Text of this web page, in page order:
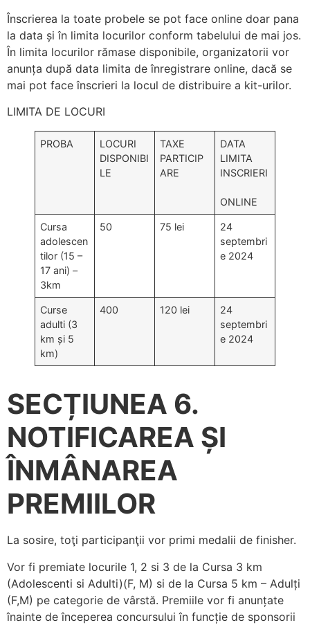
Înscrierea la toate probele se pot face online doar pana
la data și în limita locurilor conform tabelului de mai jos.
În limita locurilor rămase disponibile, organizatorii vor
anunța după data limita de înregistrare online, dacă se
mai pot face înscrieri la locul de distribuire a kit-urilor.
LIMITA DE LOCURI
PROBA
LOCURI
DISPONIBI
LE
TAXE
PARTICIP
ARE
DATA
LIMITA
INSCRIERI
ONLINE
Cursa
adolescen
tilor (15 –
17 ani) –
3km
50 75 lei
24
septembri
e 2024
Curse
adulti (3
km și 5
km)
400 120 lei
24
septembri
e 2024
SECȚIUNEA 6.
NOTIFICAREA ȘI
ÎNMÂNAREA
PREMIILOR
La sosire, toţi participanţii vor primi medalii de finisher.
Vor fi premiate locurile 1, 2 si 3 de la Cursa 3 km
(Adolescenti si Adulti)(F, M) si de la Cursa 5 km – Adulți
(F,M) pe categorie de vârstă. Premiile vor fi anunțate
înainte de începerea concursului în funcție de sponsorii